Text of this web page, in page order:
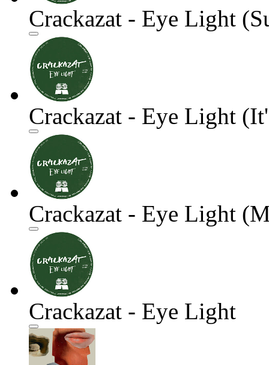
Crackazat - Eye Light
Crackazat - Eye Light
Crackazat - Eye Light
Crackazat - Eye Light